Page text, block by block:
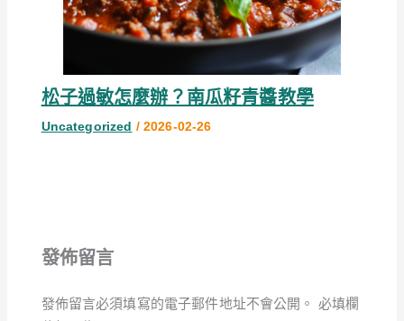
松子過敏怎麼辦？南瓜籽青醬教學
Uncategorized / 2026-02-26
發佈留言
發佈留言必須填寫的電子郵件地址不會公開。 必填欄